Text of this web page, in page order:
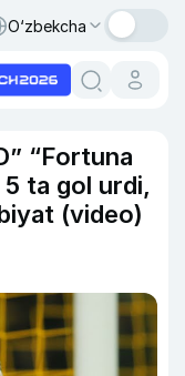
O‘zbekcha
“Fortuna
ta gol urdi,
(video)